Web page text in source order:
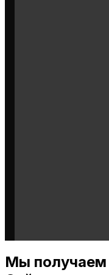
Мы получаем